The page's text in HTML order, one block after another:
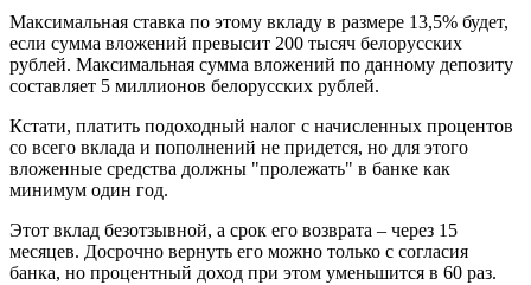
Максимальная ставка по этому вкладу в размере 13,5% будет,
если сумма вложений превысит 200 тысяч белорусских
рублей. Максимальная сумма вложений по данному депозиту
составляет 5 миллионов белорусских рублей.
Кстати, платить подоходный налог с начисленных процентов
со всего вклада и пополнений не придется, но для этого
вложенные средства должны "пролежать" в банке как
минимум один год.
Этот вклад безотзывной, а срок его возврата – через 15
месяцев. Досрочно вернуть его можно только с согласия
банка, но процентный доход при этом уменьшится в 60 раз.